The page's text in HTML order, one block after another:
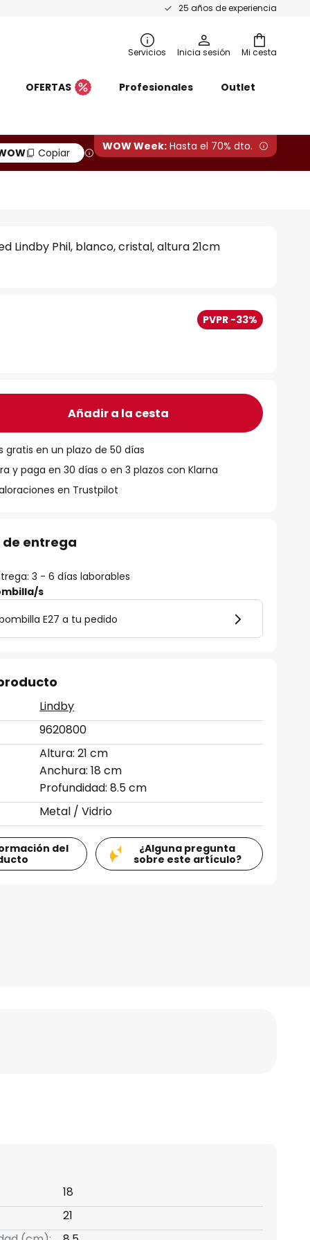
25 años de experiencia
Mi cesta
Servicios Inicia sesión
OFERTAS Profesionales Outlet
Copiar WOW Week: Hasta el 70% dto.
Lindby Phil, blanco, cristal, altura 21cm
PVPR -33%
Añadir a la cesta
gratis en un plazo de 50 días
y paga en 30 días o en 3 plazos con Klarna
en Trustpilot
entrega
3 - 6 días laborables
s
E27 a tu pedido
Lindby
9620800
Altura: 21 cm
Anchura: 18 cm
Profundidad: 8.5 cm
Metal / Vidrio
del
¿Alguna pregunta
sobre este artículo?
18
21